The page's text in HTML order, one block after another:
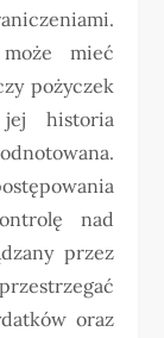
może mieć
pożyczek
historia
nad
przez
oraz